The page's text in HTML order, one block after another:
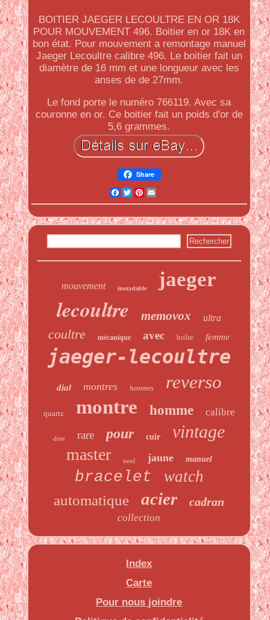
BOITIER JAEGER LECOULTRE EN OR 18K
POUR MOUVEMENT 496. Boitier en or 18K en
bon état. Pour mouvement a remontage manuel
Jaeger Lecoultre calibre 496. Le boitier fait un
diamètre de 16 mm et une longueur avec les
anses de de 27mm.
Le fond porte le numéro 766119. Avec sa
couronne en or. Ce boitier fait un poids d'or de
5,6 grammes.
Share
Facebook
Twitter
Pinterest
Email
mouvement inoxydable jaeger
lecoultre memovox ultra
coultre mécanique avec boîte femme
jaeger-lecoultre
dial montres hommes reverso
quartz montre homme calibre
date rare pour cuir vintage
master neuf jaune manuel
bracelet watch
automatique acier cadran
collection
Index
Carte
Pour nous joindre